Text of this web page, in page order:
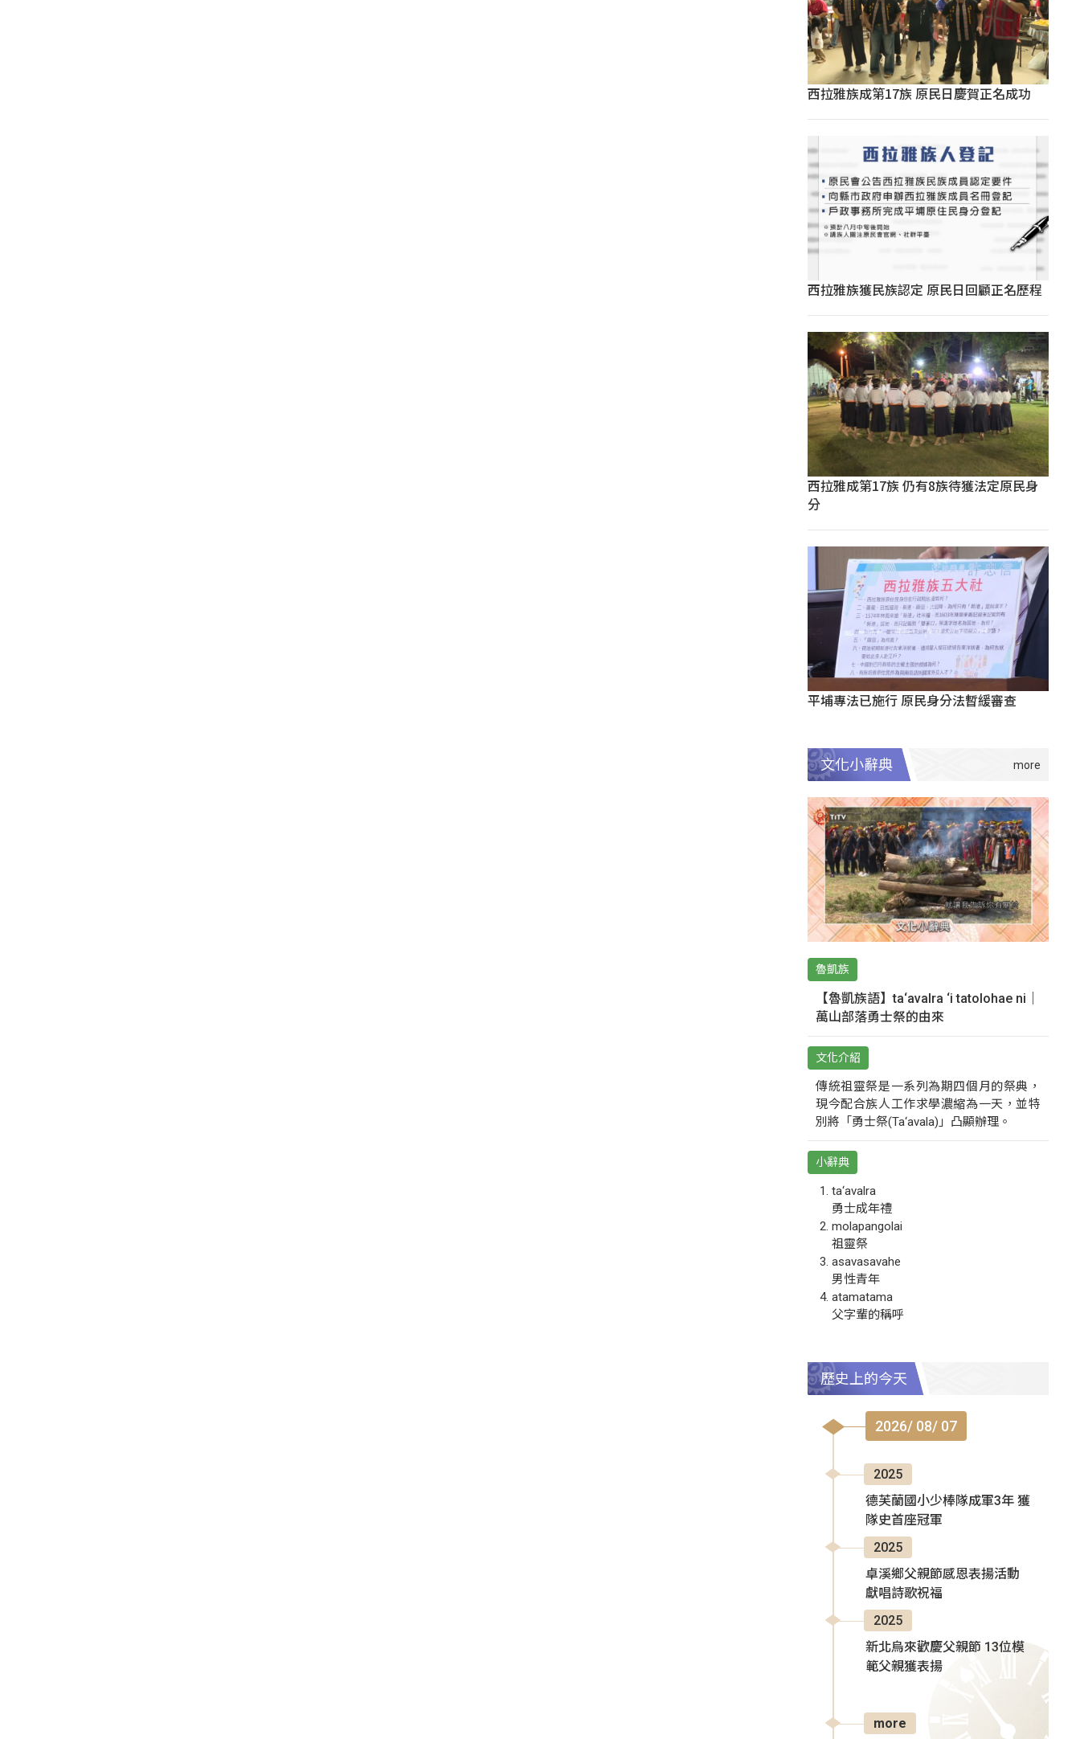
西拉雅族成第17族 原民日慶賀正名成功
西拉雅族獲民族認定 原民日回顧正名歷程
西拉雅成第17族 仍有8族待獲法定原民身
分
平埔專法已施行 原民身分法暫緩審查
文化小辭典
魯凱族
【魯凱族語】ta‘avalra ‘i tatolohae ni｜
萬山部落勇士祭的由來
文化介紹
傳統祖靈祭是一系列為期四個月的祭典，
現今配合族人工作求學濃縮為一天，並特
別將「勇士祭(Ta‘avala)」凸顯辦理。
小辭典
ta‘avalra
勇士成年禮
molapangolai
祖靈祭
asavasavahe
男性青年
atamatama
父字輩的稱呼
歷史上的今天
2026/ 08/ 07
2025
德芙蘭國小少棒隊成軍3年 獲
隊史首座冠軍
2025
卓溪鄉父親節感恩表揚活動
獻唱詩歌祝福
2025
新北烏來歡慶父親節 13位模
範父親獲表揚
more